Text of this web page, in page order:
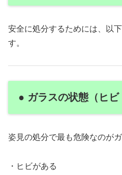
安全に処分するためには、以
す。
● ガラスの状態（ヒビ
姿見の処分で最も危険なのがガ
・ヒビがある